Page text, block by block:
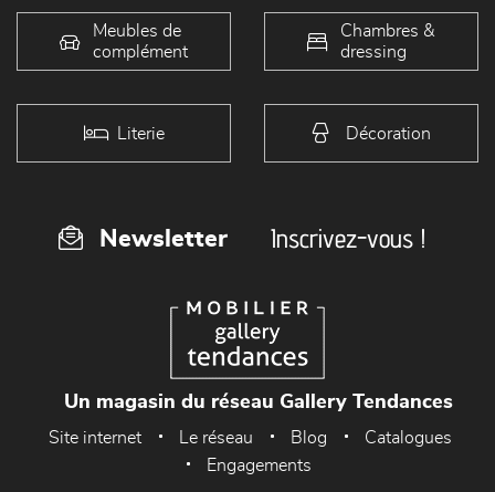
Meubles de
complément
Chambres &
dressing
Literie Décoration
Newsletter Inscrivez-vous !
Un magasin du réseau Gallery Tendances
Site internet Le réseau Blog
Catalogues
Engagements